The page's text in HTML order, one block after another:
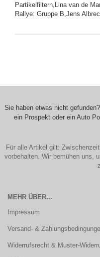
Partikelfiltern,Lina van de
Rallye: Gruppe B,Jens
Sie haben etwas nicht
ein Prospekt oder ein Auto
Für alle Artikel gilt:
vorbehalten. Wir bemühen uns,
MEHR ÜBER...
Impressum
Versand- &
Widerrufsrecht & Muster-